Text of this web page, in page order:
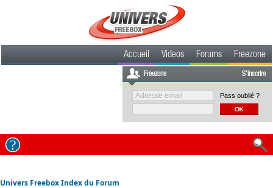
Accueil Videos Forums Freezone
Freezone S'inscrire
Pass oublié ?
Univers Freebox Index du Forum